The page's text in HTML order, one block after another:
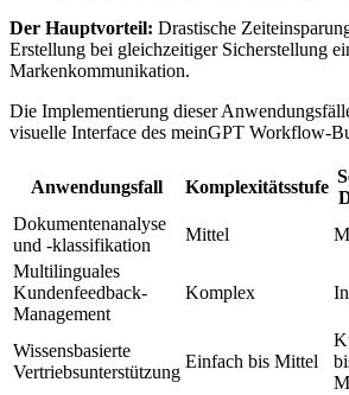
Der Hauptvorteil: Drastische
Erstellung bei gleichzeitiger Sicherstellung
Markenkommunikation.
Die Implementierung dieser
visuelle Interface des meinGPT Workflow-
Anwendungsfall Komplexitätsstufe
Dokumentenanalyse
und -klassifikation
Mittel
Multilinguales
Kundenfeedback-
Management
Komplex
Wissensbasierte
Vertriebsunterstützung
Einfach bis Mittel